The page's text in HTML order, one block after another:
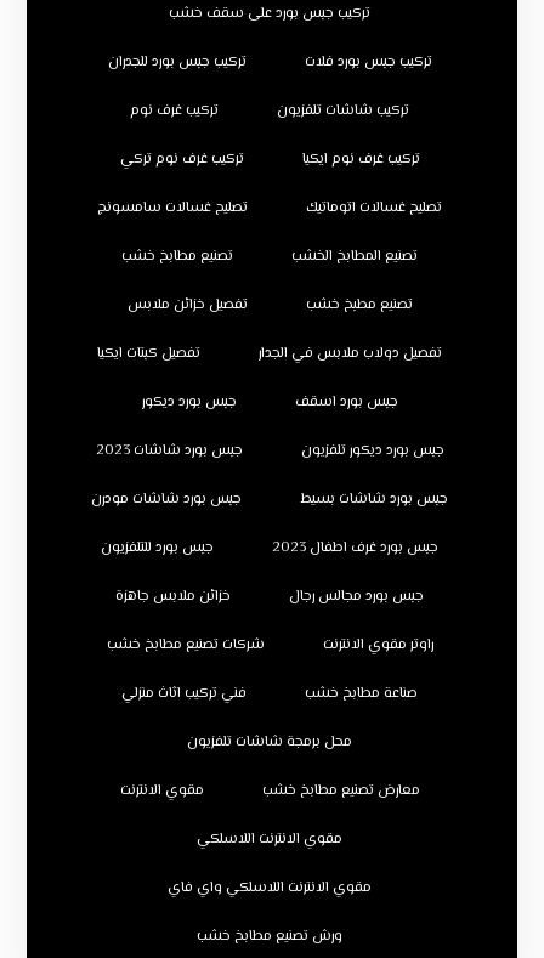
تركيب جبس بورد على سقف خشب
تركيب جبس بورد فلات تركيب جبس بورد للجدران
تركيب شاشات تلفزيون تركيب غرف نوم
تركيب غرف نوم ايكيا تركيب غرف نوم تركي
تصليح غسالات اتوماتيك تصليح غسالات سامسونج
تصنيع المطابخ الخشب تصنيع مطابخ خشب
تصنيع مطبخ خشب تفصيل خزائن ملابس
تفصيل دولاب ملابس في الجدار تفصيل كبتات ايكيا
جبس بورد اسقف جبس بورد ديكور
جبس بورد ديكور تلفزيون جبس بورد شاشات 2023
جبس بورد شاشات بسيط جبس بورد شاشات مودرن
جبس بورد غرف اطفال 2023 جبس بورد للتلفزيون
جبس بورد مجالس رجال خزائن ملابس جاهزة
راوتر مقوي الانترنت شركات تصنيع مطابخ خشب
صناعة مطابخ خشب فني تركيب اثاث منزلي
محل برمجة شاشات تلفزيون
معارض تصنيع مطابخ خشب مقوي الانترنت
مقوي الانترنت اللاسلكي
مقوي الانترنت اللاسلكي واي فاي
ورش تصنيع مطابخ خشب